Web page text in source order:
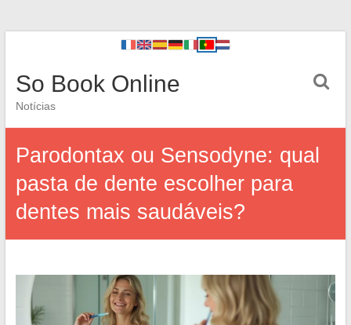
So Book Online
Notícias
Parodontax ou Sensodyne: qual
pasta de dente escolher para
dentes mais saudáveis?